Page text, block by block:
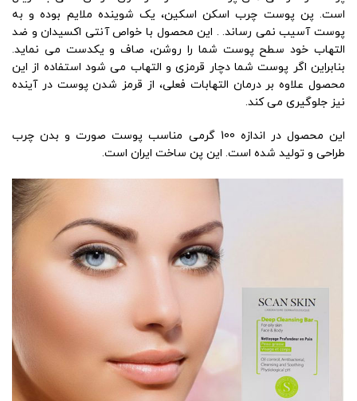
است. پن پوست چرب اسکن اسکین، یک شوینده ملایم بوده و به
پوست آسیب نمی رساند. . این محصول با خواص آنتی اکسیدان و ضد
التهاب خود سطح پوست شما را روشن، صاف و یکدست می نماید.
بنابراین اگر پوست شما دچار قرمزی و التهاب می شود استفاده از این
محصول علاوه بر درمان التهابات فعلی، از قرمز شدن پوست در آینده
نیز جلوگیری می کند.
این محصول در اندازه 100 گرمی مناسب پوست صورت و بدن چرب
طراحی و تولید شده است. این پن ساخت ایران است.